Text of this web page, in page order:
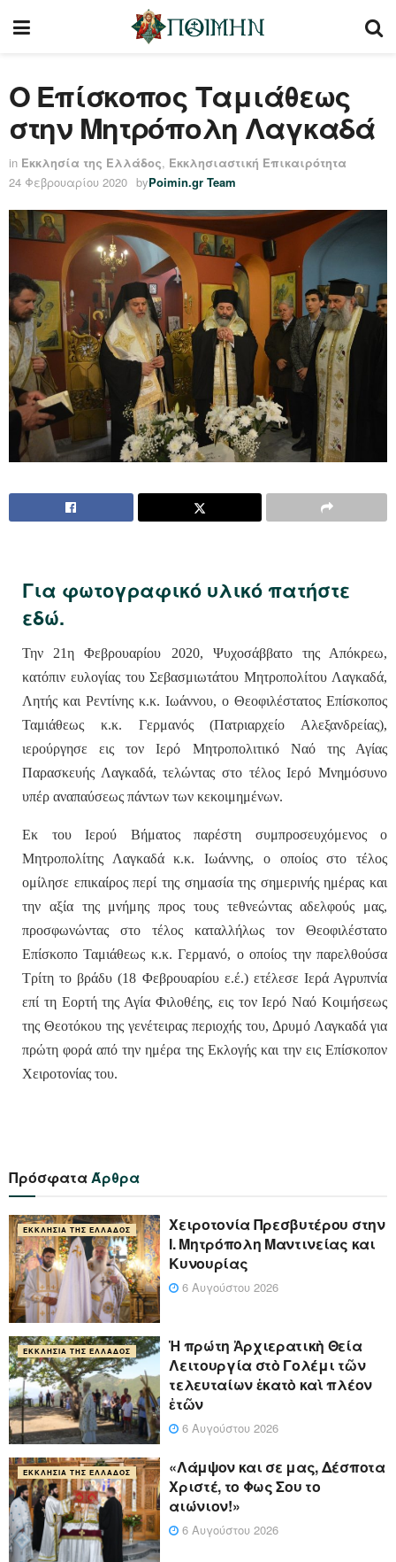
Ο Επίσκοπος Ταμιάθεως
στην Μητρόπολη Λαγκαδά
in Εκκλησία της Ελλάδος, Εκκλησιαστική Επικαιρότητα
24 Φεβρουαρίου 2020 byPoimin.gr Team
Για φωτογραφικό υλικό πατήστε
εδώ.
Την 21η Φεβρουαρίου 2020, Ψυχοσάββατο της Απόκρεω,
κατόπιν ευλογίας του Σεβασμιωτάτου Μητροπολίτου Λαγκαδά,
Λητής και Ρεντίνης κ.κ. Ιωάννου, ο Θεοφιλέστατος Επίσκοπος
Ταμιάθεως κ.κ. Γερμανός (Πατριαρχείο Αλεξανδρείας),
ιερούργησε εις τον Ιερό Μητροπολιτικό Ναό της Αγίας
Παρασκευής Λαγκαδά, τελώντας στο τέλος Ιερό Μνημόσυνο
υπέρ αναπαύσεως πάντων των κεκοιμημένων.
Εκ του Ιερού Βήματος παρέστη συμπροσευχόμενος ο
Μητροπολίτης Λαγκαδά κ.κ. Ιωάννης, ο οποίος στο τέλος
ομίλησε επικαίρος περί της σημασία της σημερινής ημέρας και
την αξία της μνήμης προς τους τεθνεώντας αδελφούς μας,
προσφωνώντας στο τέλος καταλλήλως τον Θεοφιλέστατο
Επίσκοπο Ταμιάθεως κ.κ. Γερμανό, ο οποίος την παρελθούσα
Τρίτη το βράδυ (18 Φεβρουαρίου ε.έ.) ετέλεσε Ιερά Αγρυπνία
επί τη Εορτή της Αγία Φιλοθέης, εις τον Ιερό Ναό Κοιμήσεως
της Θεοτόκου της γενέτειρας περιοχής του, Δρυμό Λαγκαδά για
πρώτη φορά από την ημέρα της Εκλογής και την εις Επίσκοπον
Χειροτονίας του.
Πρόσφατα Άρθρα
ΕΚΚΛΗΣΊΑ ΤΗΣ ΕΛΛΆΔΟΣ
Xειροτονία Πρεσβυτέρου στην
Ι. Μητρόπολη Μαντινείας και
Κυνουρίας
6 Αυγούστου 2026
ΕΚΚΛΗΣΊΑ ΤΗΣ ΕΛΛΆΔΟΣ
Ἡ πρώτη Ἀρχιερατικὴ Θεία
Λειτουργία στὸ Γολέμι τῶν
τελευταίων ἑκατὸ καὶ πλέον
ἐτῶν
6 Αυγούστου 2026
ΕΚΚΛΗΣΊΑ ΤΗΣ ΕΛΛΆΔΟΣ
«Λάμψον και σε μας, Δέσποτα
Χριστέ, το Φως Σου το
αιώνιον!»
6 Αυγούστου 2026